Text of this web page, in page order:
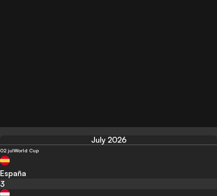
July 2026
02 julWorld Cup
España
3